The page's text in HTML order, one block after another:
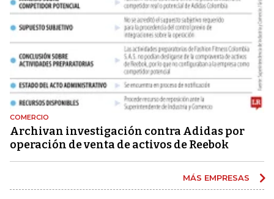
COMERCIO
Archivan investigación contra Adidas por
operación de venta de activos de Reebok
MÁS EMPRESAS